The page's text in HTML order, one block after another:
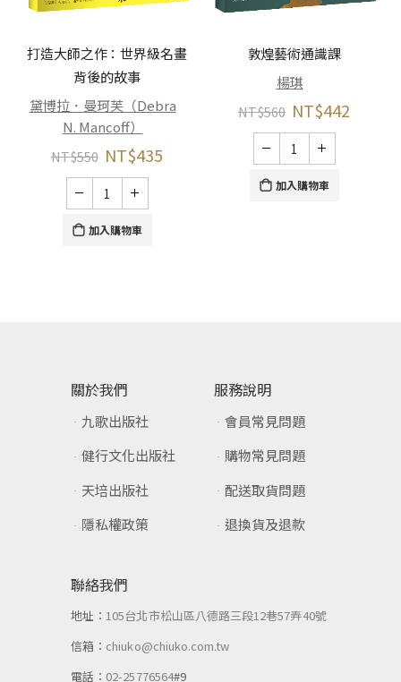
打造大師之作：世界級名畫
背後的故事
黛博拉．曼珂芙（Debra
N. Mancoff）
NT$550 NT$435
加入購物車
敦煌藝術通識課
楊琪
NT$560 NT$442
加入購物車
關於我們
九歌出版社
健行文化出版社
天培出版社
隱私權政策
服務說明
會員常見問題
購物常見問題
配送取貨問題
退換貨及退款
聯絡我們
地址：105台北市松山區八德路三段12巷57弄40號
信箱： chiuko@chiuko.com.tw
電話： 02-25776564#9